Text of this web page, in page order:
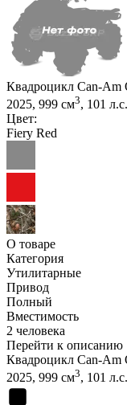
Квадроцикл Can-
2025, 999 см3, 101 л.с.
Цвет:
Fiery Red
О товаре
Категория
Утилитарные
Привод
Полный
Вместимость
2 человека
Перейти к описанию
Квадроцикл Can-
2025, 999 см3, 101 л.с.